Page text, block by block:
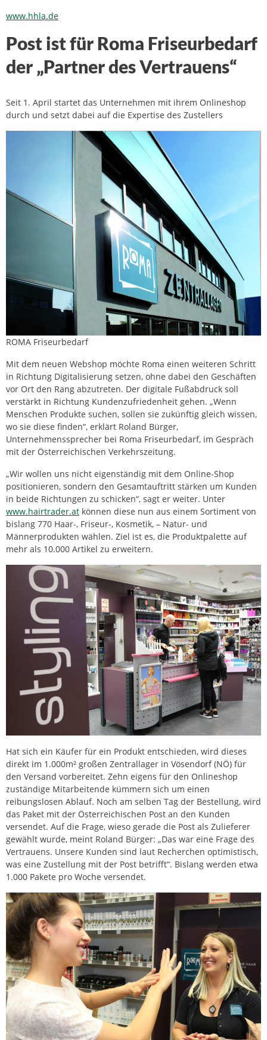
www.hhla.de
Post ist für Roma Friseurbedarf
der „Partner des Vertrauens“
Seit 1. April startet das Unternehmen mit ihrem Onlineshop
durch und setzt dabei auf die Expertise des Zustellers
ROMA Friseurbedarf
Mit dem neuen Webshop möchte Roma einen weiteren Schritt
in Richtung Digitalisierung setzen, ohne dabei den Geschäften
vor Ort den Rang abzutreten. Der digitale Fußabdruck soll
verstärkt in Richtung Kundenzufriedenheit gehen. „Wenn
Menschen Produkte suchen, sollen sie zukünftig gleich wissen,
wo sie diese finden“, erklärt Roland Bürger,
Unternehmenssprecher bei Roma Friseurbedarf, im Gespräch
mit der Österreichischen Verkehrszeitung.
„Wir wollen uns nicht eigenständig mit dem Online-Shop
positionieren, sondern den Gesamtauftritt stärken um Kunden
in beide Richtungen zu schicken“, sagt er weiter. Unter
www.hairtrader.at können diese nun aus einem Sortiment von
bislang 770 Haar-, Friseur-, Kosmetik, – Natur- und
Männerprodukten wählen. Ziel ist es, die Produktpalette auf
mehr als 10.000 Artikel zu erweitern.
Hat sich ein Käufer für ein Produkt entschieden, wird dieses
direkt im 1.000m² großen Zentrallager in Vösendorf (NÖ) für
den Versand vorbereitet. Zehn eigens für den Onlineshop
zuständige Mitarbeitende kümmern sich um einen
reibungslosen Ablauf. Noch am selben Tag der Bestellung, wird
das Paket mit der Österreichischen Post an den Kunden
versendet. Auf die Frage, wieso gerade die Post als Zulieferer
gewählt wurde, meint Roland Bürger: „Das war eine Frage des
Vertrauens. Unsere Kunden sind laut Recherchen optimistisch,
was eine Zustellung mit der Post betrifft“. Bislang werden etwa
1.000 Pakete pro Woche versendet.